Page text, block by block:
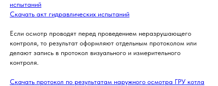
испытаний
Скачать акт гидравлических испытаний
Если осмотр проводят перед проведением неразрушающего
контроля, то результат оформляют отдельным протоколом или
делают запись в протокол визуального и измерительного
контроля.
Скачать протокол по результатам наружного осмотра ГРУ котла